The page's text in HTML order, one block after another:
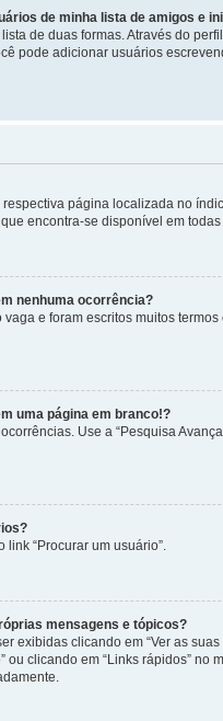
de minha lista de amigos e
de duas formas. Através do
pode adicionar usuários
página localizada no
encontra-se disponível em
nenhuma ocorrência?
e foram escritos muitos
uma página em branco!?
Use a “Pesquisa
“Procurar um usuário”.
mensagens e tópicos?
exibidas clicando em “Ver as
ou clicando em “Links rápidos”